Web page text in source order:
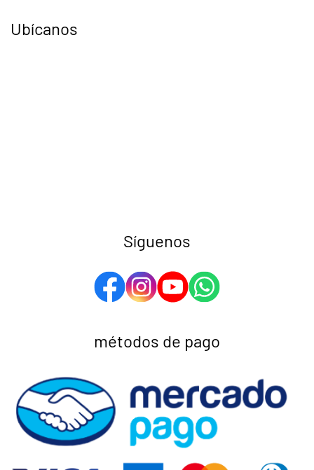
Ubícanos
Síguenos
métodos de pago